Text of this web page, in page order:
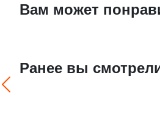
Вам может
Ранее вы